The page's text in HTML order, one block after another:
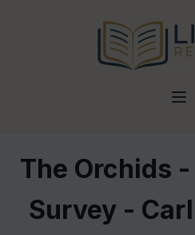
The Orchids
Survey -